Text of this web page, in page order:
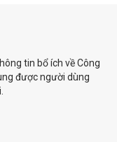
tin bổ ích về Công
được người dùng